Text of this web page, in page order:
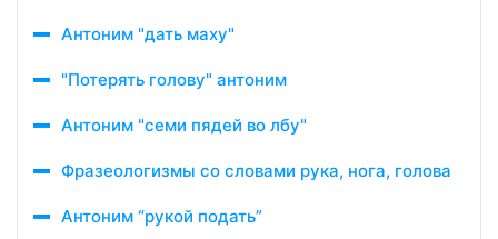
Антоним "дать маху"
"Потерять голову" антоним
Антоним "семи пядей во лбу"
Фразеологизмы со словами рука, нога, голова
Антоним “рукой подать”